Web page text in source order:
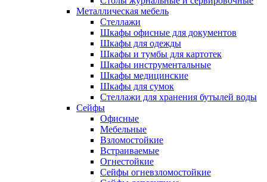
Металлическая мебель
Стеллажи
Шкафы офисные для документов
Шкафы для одежды
Шкафы и тумбы для картотек
Шкафы инструментальные
Шкафы медицинские
Шкафы для сумок
Стеллажи для хранения бутылей воды
Сейфы
Офисные
Мебельные
Взломостойкие
Встраиваемые
Огнестойкие
Сейфы огневзломостойкие